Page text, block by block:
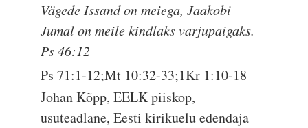
Vägede Issand on meiega, Jaakobi
Jumal on meile kindlaks varjupaigaks.
Ps 46:12
Ps 71:1-12;Mt 10:32-33;1Kr 1:10-18
Johan Kõpp, EELK piiskop,
usuteadlane, Eesti kirikuelu edendaja